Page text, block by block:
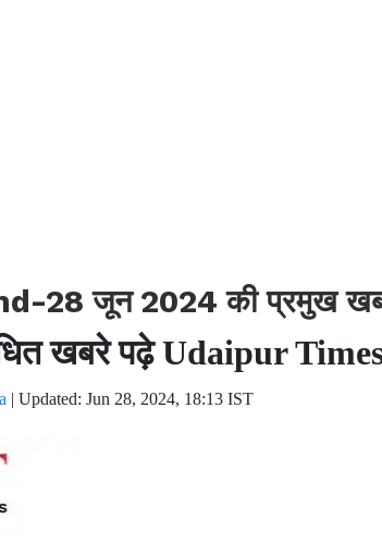
28 जून 2024 की प्रमुख
खबरे पढ़े Udaipur
| Updated: Jun 28, 2024, 18:13 IST